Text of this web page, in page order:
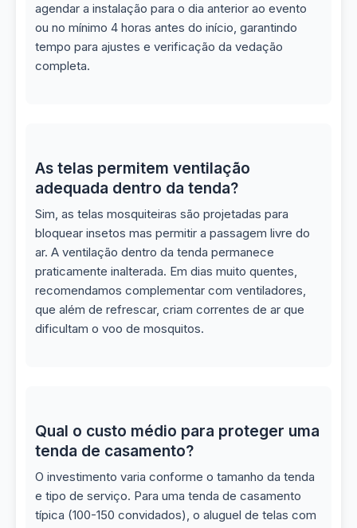
agendar a instalação para o dia anterior ao evento
ou no mínimo 4 horas antes do início, garantindo
tempo para ajustes e verificação da vedação
completa.
As telas permitem ventilação
adequada dentro da tenda?
Sim, as telas mosquiteiras são projetadas para
bloquear insetos mas permitir a passagem livre do
ar. A ventilação dentro da tenda permanece
praticamente inalterada. Em dias muito quentes,
recomendamos complementar com ventiladores,
que além de refrescar, criam correntes de ar que
dificultam o voo de mosquitos.
Qual o custo médio para proteger uma
tenda de casamento?
O investimento varia conforme o tamanho da tenda
e tipo de serviço. Para uma tenda de casamento
típica (100-150 convidados), o aluguel de telas com